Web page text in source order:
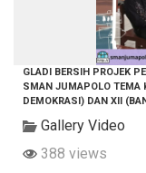
GLADI BERSIH PROJEK
SMAN JUMAPOLO TEMA
DEMOKRASI) DAN XII
Gallery Video
388 views